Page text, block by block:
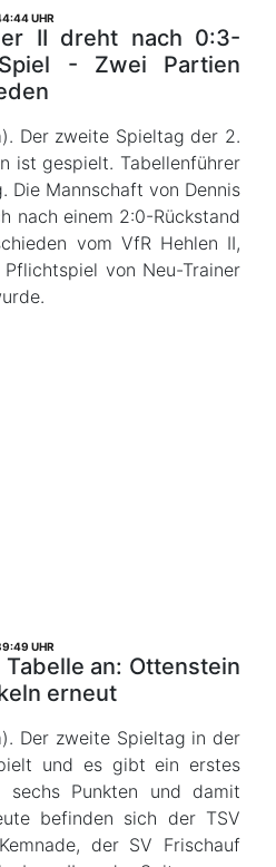
UHR
II dreht nach 0:3-
- Zwei Partien
Der zweite Spieltag der 2.
ist gespielt. Tabellenführer
Die Mannschaft von Dennis
nach einem 2:0-Rückstand
vom VfR Hehlen II,
von Neu-Trainer
UHR
an: Ottenstein
erneut
Der zweite Spieltag in der
und es gibt ein erstes
sechs Punkten und damit
befinden sich der TSV
der SV Frischauf